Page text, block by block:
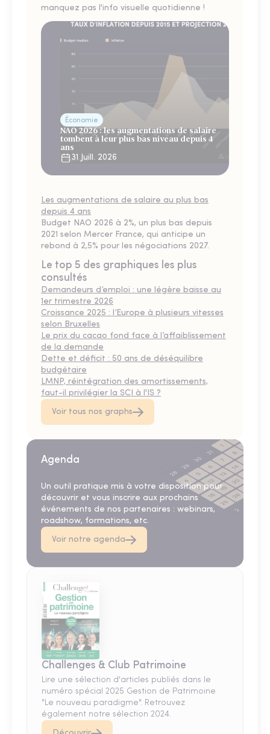
manquez pas l'info visuelle quotidienne !
Économie
NAO 2026 : les augmentations de salaire
tombent à leur plus bas niveau depuis 4
ans
31 Juill. 2026
Les augmentations de salaire au plus bas
depuis 4 ans
Budget NAO 2026 à 2%, un plus bas depuis
2021 selon Mercer France, qui anticipe un
rebond à 2,5% pour les négociations 2027.
Le top 5 des graphiques les plus
consultés
Demandeurs d’emploi : une légère baisse au
1er trimestre 2026
Croissance 2025 : l’Europe à plusieurs vitesses
selon Bruxelles
Le prix du cacao fond face à l’affaiblissement
de la demande
Dette et déficit : 50 ans de déséquilibre
budgétaire
LMNP, réintégration des amortissements,
faut-il privilégier la SCI à l'IS ?
Voir tous nos graphs
Agenda
Un outil pratique mis à votre disposition pour
découvrir et vous inscrire aux prochains
événements de nos partenaires : webinars,
roadshow, formations, etc.
Voir notre agenda
Challenges & Club Patrimoine
Lire une sélection d'articles publiés dans le
numéro spécial 2025 Gestion de Patrimoine
"Le nouveau paradigme". Retrouvez
également notre sélection 2024.